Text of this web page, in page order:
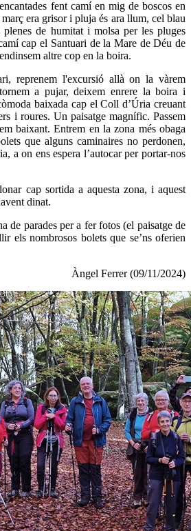
fent camí en mig de boscos en
era grisor i pluja és ara llum, cel blau
plenes de humitat i molsa per les pluges
cap el Santuari de la Mare de Déu de
altre cop en la boira.
reprenem l'excursió allà on la vàrem
a pujar, deixem enrere la boira i
baixada cap el Coll d’Úria creuant
i roures. Un paisatge magnífic. Passem
baixant. Entrem en la zona més obaga
que alguns caminaires no perdonen,
a on ens espera l’autocar per portar-nos
cap sortida a aquesta zona, i aquest
dinat.
de parades per a fer fotos (el paisatge de
els nombrosos bolets que se’ns oferien
Àngel Ferrer (09/11/2024)